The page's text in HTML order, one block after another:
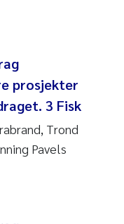
prosjekter
3 Fisk
Trond
Pavels